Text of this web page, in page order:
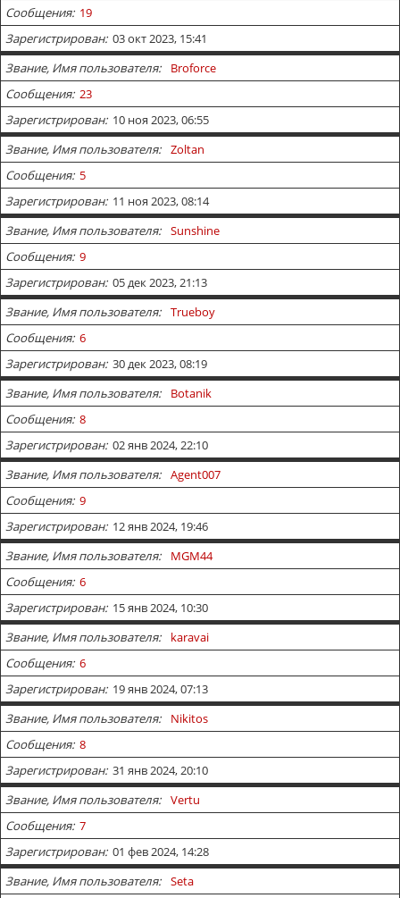
Сообщения 19
Зарегистрирован 03 окт 2023, 15:41
Звание, Имя пользователя
Broforce
Сообщения 23
Зарегистрирован 10 ноя 2023, 06:55
Звание, Имя пользователя
Zoltan
Сообщения 5
Зарегистрирован 11 ноя 2023, 08:14
Звание, Имя пользователя
Sunshine
Сообщения 9
Зарегистрирован 05 дек 2023, 21:13
Звание, Имя пользователя
Trueboy
Сообщения 6
Зарегистрирован 30 дек 2023, 08:19
Звание, Имя пользователя
Botanik
Сообщения 8
Зарегистрирован 02 янв 2024, 22:10
Звание, Имя пользователя
Agent007
Сообщения 9
Зарегистрирован 12 янв 2024, 19:46
Звание, Имя пользователя
MGM44
Сообщения 6
Зарегистрирован 15 янв 2024, 10:30
Звание, Имя пользователя
karavai
Сообщения 6
Зарегистрирован 19 янв 2024, 07:13
Звание, Имя пользователя
Nikitos
Сообщения 8
Зарегистрирован 31 янв 2024, 20:10
Звание, Имя пользователя
Vertu
Сообщения 7
Зарегистрирован 01 фев 2024, 14:28
Звание, Имя пользователя
Seta